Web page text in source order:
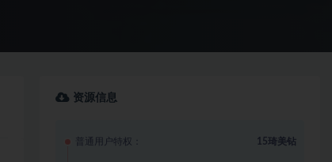
资源信息
普通用户特权： 15琦美钻